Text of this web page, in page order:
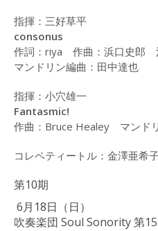
2015年
2014年
CONTACT
指揮：三好草平
consonus
作詞：riya 作曲：浜口史郎
マンドリン編曲：田中達也
指揮：小穴雄一
Fantasmic!
作曲：Bruce Healey マンド
コレペティートル：金澤亜希
第10期
6月18日（日）
吹奏楽団 Soul Sonority 第